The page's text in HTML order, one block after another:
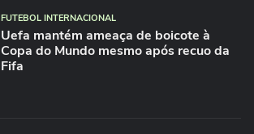
FUTEBOL INTERNACIONAL
Uefa mantém ameaça de boicote à
Copa do Mundo mesmo após recuo da
Fifa